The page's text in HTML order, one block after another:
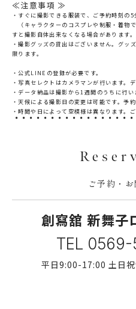
≪注意事項 ≫
・すぐに撮影できる服装で、ご予約時刻の
（キャラクターのコスプレや制服・着物
すと撮影自体出来なくなる場合があります。
・撮影グッズの貸出はございません。グッ
限ります。
・公式LINEの登録が必要です。
・写真セレクトはカメラマンが行います。
・データ納品は撮影から1週間のうちに行い
・天候による撮影日の変更は可能です。予
・時間や日によって空模様は異なります。
ご予約・
創寫舘 新舞子
TEL 0569-
平日9:00-17:00 土日